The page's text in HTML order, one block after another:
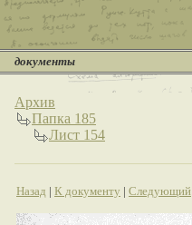
документы
Архив
Папка 185
Лист 154
Назад | К документу | Следующий